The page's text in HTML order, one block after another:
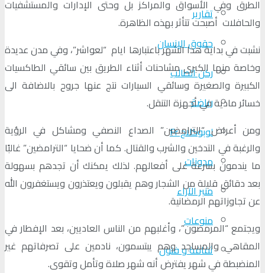
تقارير
حقوق الإنسان
ركن الطالب
رياضة
لوبوكلاج Fr
مدونات
منبر الآراء
منوعات
ثقافة و فنون
الطرق وفي الأسواق والمراكز بل وحتى الإدارات والمستشفيات
والحافلات أصبحت تتأثر بهذه الظاهرة.
نشبت في بداية هذا الشهر باعتبارها ايام “لعواشر”، وفي مدن عديدة
وخاصة منها الكبرى مشاحنات أثناء الطريق بين سائقي الطاكسيات
الكبيرة والصغيرة وسائقي السيارات نتج عنها جروح بالاضافة الى
خسائر مادية في أجهزة التنقل.
ومن أعراض “الترامضين” الصداع النصفي ومشاكل في الرؤية
والرغبة في التدخين والشرب والقتال. كما أن ضحايا “الترامضين” غالبًا
ما يندمون بسرعة على أفعالهم. لذلك يمكنك أن تجدهم بسهولة
بعد دقائق قليلة من الشجار وهم يقبلون ويعتذرون ويستغفرون الله
عن تجاوزاتهم الرمضانية.
ويجتمع “المرمضون”، وأغلبهم من الناس العاديين، بعد الإفطار في
المقاهي والمساجد وهم يبتسمون، نادمين على تصرفاتهم غير
المنضبطة في شهر يفترض أنه شهر صلاة وتأمل وتقوى.